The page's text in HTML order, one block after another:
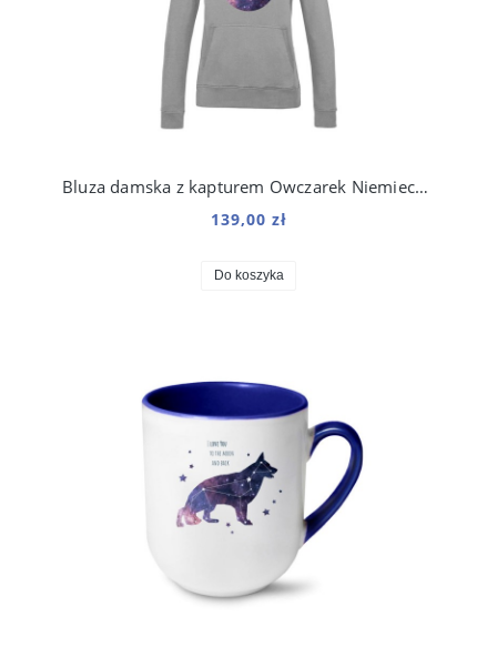
Bluza damska z kapturem Owczarek Niemiecki Kosmo
139,00 zł
Do koszyka